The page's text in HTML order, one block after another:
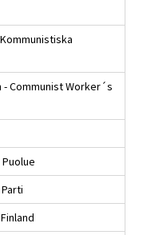
Communist Worker´s